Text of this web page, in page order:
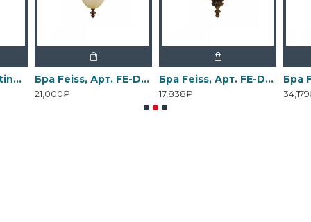
Бра Elstead Lighting, Арт. DL-COSMOS1 Бра Feiss, Арт. FE-DRAWING-ROOM-WU1
21,000₽
Бра Feiss, Арт. FE-DRAWING-ROOM-WU2
17,838₽